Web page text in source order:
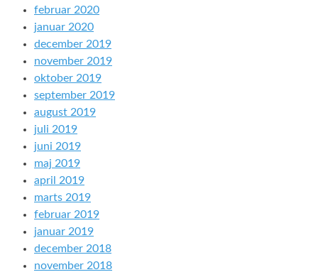
februar 2020
januar 2020
december 2019
november 2019
oktober 2019
september 2019
august 2019
juli 2019
juni 2019
maj 2019
april 2019
marts 2019
februar 2019
januar 2019
december 2018
november 2018